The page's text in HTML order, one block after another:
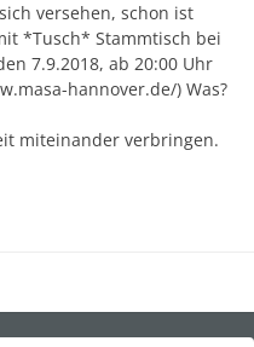
versehen, schon ist
*Tusch* Stammtisch bei
7.9.2018, ab 20:00 Uhr
hannover.de/) Was?
miteinander verbringen.